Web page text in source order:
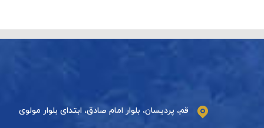
قم، پردیسان، بلوار امام صادق، ابتدای بلوار مولوی